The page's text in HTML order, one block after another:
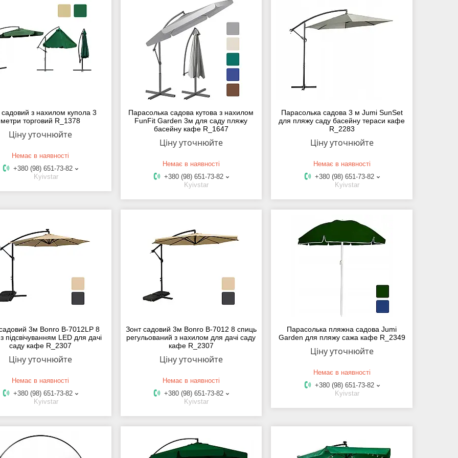
садовий з нахилом купола 3
метри торговий R_1378
Ціну уточнюйте
Немає в наявності
+380 (98) 651-73-82
Kyivstar
Парасолька садова кутова з нахилом
FunFit Garden 3м для саду пляжу
басейну кафе R_1647
Ціну уточнюйте
Немає в наявності
+380 (98) 651-73-82
Kyivstar
Парасолька садова 3 м Jumi SunSet
для пляжу саду басейну тераси кафе
R_2283
Ціну уточнюйте
Немає в наявності
+380 (98) 651-73-82
Kyivstar
3м Bonro B-7012LP 8
підсвічуванням LED для дачі
саду кафе R_2307
Ціну уточнюйте
Немає в наявності
+380 (98) 651-73-82
Kyivstar
Зонт садовий 3м Bonro B-7012 8 спиць
регульований з нахилом для дачі саду
кафе R_2307
Ціну уточнюйте
Немає в наявності
+380 (98) 651-73-82
Kyivstar
Парасолька пляжна садова Jumi
Garden для пляжу сажа кафе R_2349
Ціну уточнюйте
Немає в наявності
+380 (98) 651-73-82
Kyivstar